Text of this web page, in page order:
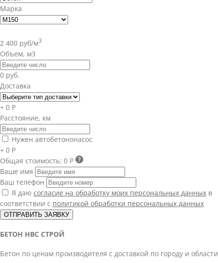
Марка
2 400 руб/м3
Объем, м3
0 руб.
Доставка
+ 0 Р
Расстояние, км
Нужен автобетононасос
+ 0 Р
Общая стоимость: 0 Р
Ваше имя
Ваш телефон
Я даю согласие на обработку моих персональных данных в
соответствии с политикой обработки персональных данных
ОТПРАВИТЬ ЗАЯВКУ
БЕТОН НВС СТРОЙ
Бетон по ценам производителя с доставкой по городу и области